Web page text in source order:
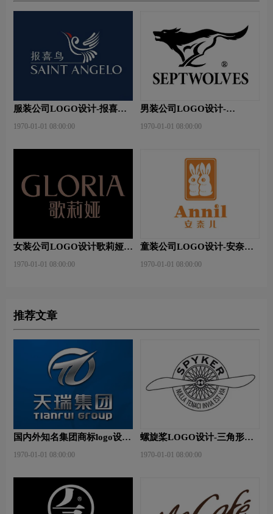
服装公司LOGO设计-报喜鸟
1970-01-01 08:00:00
男装公司LOGO设计-
logo设计
1970-01-01 08:00:00
女装公司LOGO设计歌莉娅公
1970-01-01 08:00:00
童装公司LOGO设计-安奈儿
1970-01-01 08:00:00
推荐文章
国内外知名集团商标logo设
1970-01-01 08:00:00
螺旋桨LOGO设计-三角形螺
1970-01-01 08:00:00